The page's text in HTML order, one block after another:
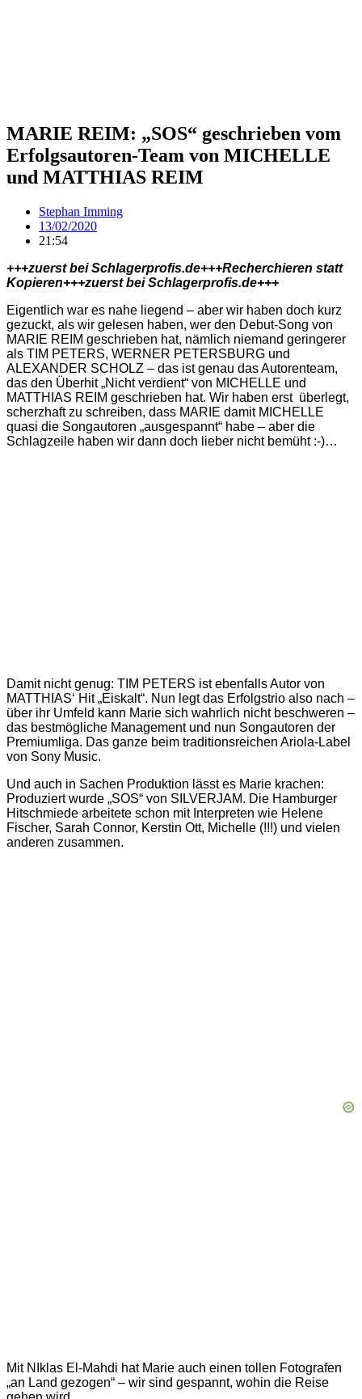
MARIE REIM: „SOS“ geschrieben vom
Erfolgsautoren-Team von MICHELLE
und MATTHIAS REIM
Stephan Imming
13/02/2020
21:54
+++zuerst bei Schlagerprofis.de+++Recherchieren statt
Kopieren+++zuerst bei Schlagerprofis.de+++
Eigentlich war es nahe liegend – aber wir haben doch kurz
gezuckt, als wir gelesen haben, wer den Debut-Song von
MARIE REIM geschrieben hat, nämlich niemand geringerer
als TIM PETERS, WERNER PETERSBURG und
ALEXANDER SCHOLZ – das ist genau das Autorenteam,
das den Überhit „Nicht verdient“ von MICHELLE und
MATTHIAS REIM geschrieben hat. Wir haben erst überlegt,
scherzhaft zu schreiben, dass MARIE damit MICHELLE
quasi die Songautoren „ausgespannt“ habe – aber die
Schlagzeile haben wir dann doch lieber nicht bemüht :-)…
Damit nicht genug: TIM PETERS ist ebenfalls Autor von
MATTHIAS‘ Hit „Eiskalt“. Nun legt das Erfolgstrio also nach –
über ihr Umfeld kann Marie sich wahrlich nicht beschweren –
das bestmögliche Management und nun Songautoren der
Premiumliga. Das ganze beim traditionsreichen Ariola-Label
von Sony Music.
Und auch in Sachen Produktion lässt es Marie krachen:
Produziert wurde „SOS“ von SILVERJAM. Die Hamburger
Hitschmiede arbeitete schon mit Interpreten wie Helene
Fischer, Sarah Connor, Kerstin Ott, Michelle (!!!) und vielen
anderen zusammen.
Mit NIklas El-Mahdi hat Marie auch einen tollen Fotografen
„an Land gezogen“ – wir sind gespannt, wohin die Reise